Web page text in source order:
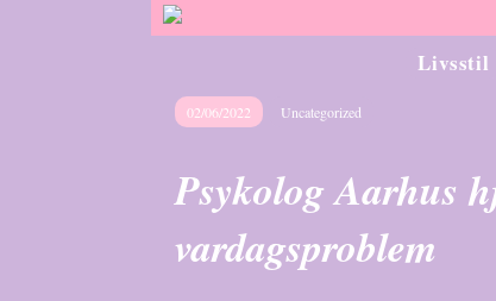
Livsstil
02/06/2022 Uncategorized
Psykolog Aarhus
vardagsproblem